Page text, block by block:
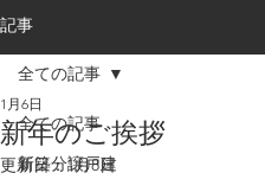
記事
全ての記事
新築分譲戸建
全ての記事
新年のご挨拶
1月6日
更新日：1月8日